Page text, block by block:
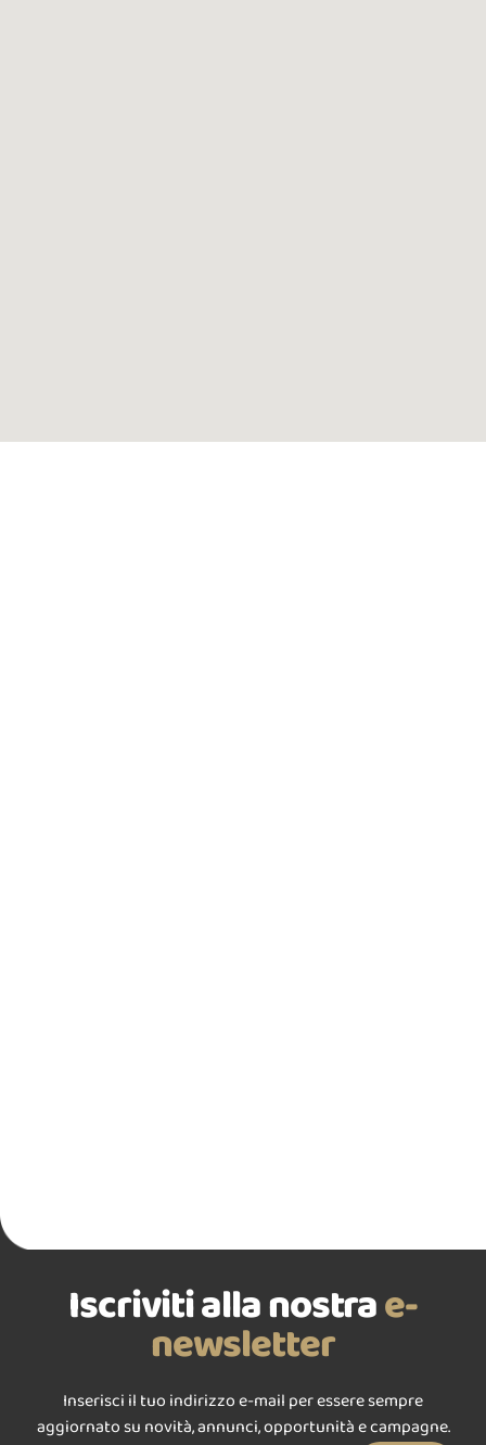
Iscriviti alla nostrae-
newsletter
Inserisci il tuo indirizzo e-mail per essere sempre
aggiornato su novità, annunci, opportunità e campagne.